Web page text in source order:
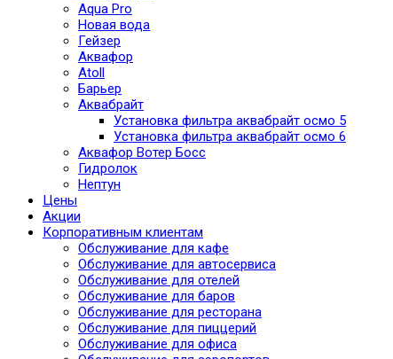
Aqua Pro
Новая вода
Гейзер
Аквафор
Atoll
Барьер
Аквабрайт
Установка фильтра аквабрайт осмо 5
Установка фильтра аквабрайт осмо 6
Аквафор Вотер Босс
Гидролок
Нептун
Цены
Акции
Корпоративным клиентам
Обслуживание для кафе
Обслуживание для автосервиса
Обслуживание для отелей
Обслуживание для баров
Обслуживание для ресторана
Обслуживание для пиццерий
Обслуживание для офиса